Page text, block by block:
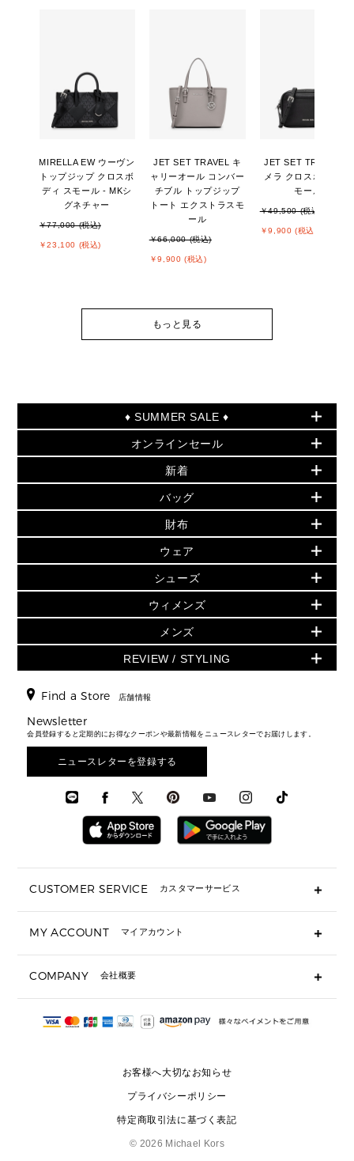
MIRELLA EW ウーヴン
トップジップ クロスボ
ディ スモール - MKシ
グネチャー
￥77,000 (税込)
￥23,100 (税込)
JET SET TRAVEL キ
ャリーオール コンバー
チブル トップジップ
トート エクストラスモ
ール
￥66,000 (税込)
￥9,900 (税込)
JET SET TRAVEL カ
メラ クロスボディ ス
モール
￥49,500 (税込)
￥9,900 (税込)
もっと見る
♦ SUMMER SALE ♦
セールおすすめアイテム
▶ ウィメンズ
バッグ
小物
シューズ・靴
ウェア
アクセサリー
時計
▶ メンズ
バッグ
ウェア
アクセサリー
オンラインセール
PRODUCT OF THE MONTH - 今月の特別価格
再値下げアイテム
追加アイテム
▶ ウィメンズすべて(ウェア・シューズ除く)
バッグ
財布・小物
ウェア
シューズ
時計・ジュエリー
アクセサリー
メンズ バッグ
メンズ 財布・小物
メンズ シューズ
メンズ ウェア
メンズ 時計・その他
新着
初夏のスタイル
▶ すべて
▶ ウィメンズすべて
財布・小物
アクセサリー
フレグランス
シューズ
▶ メンズすべて
メンズ財布・小物
メンズアクセサリー
メンズウェア
バッグ
人気の定番アイテム
日本限定 - バッグ
▶ ウィメンズすべて
トートバッグ
ショルダーバッグ
クロスボディ・斜め掛け
トラベル
3 IN 1 / 2 IN 1 バッグ
▶ メンズすべて
財布
日本限定 - 財布・小物
▶ ウィメンズすべて
GREENWICH
折り財布(二つ折り・三つ折り)
長財布
▶ メンズすべて
ウェア
▶ ウィメンズすべて
トップス
スカート・パンツ
ジャケット・アウター
▶ メンズすべて
シューズ
▶ ウィメンズすべて
サンダル
スニーカー
▶ メンズすべて
ウィメンズ
人気の定番アイテム
▶ ウィメンズすべて
▶ バッグすべて
通勤・通学アイテム
3 IN 1 バッグ
ミニ財布・フラグメントケース
▶ 小物すべて
定期ケース・カードケース・名刺入れ
サンダル
スニーカー
▶ ウェア
メンズ
▶ メンズすべて
財布・小物
時計・ジュエリー
アクセサリー
REVIEW / STYLING
エディターレビュー
Find a Store 店舗情報
Newsletter
会員登録すると定期的にお得なクーポンや最新情報をニュースレターでお届けします。
ニュースレターを登録する
CUSTOMER SERVICE カスタマーサービス
ギフト用にラッピングができますか？
ショッピングバッグを購入商品分送ってもらえますか？
注文後に完了メールが受信できないのですが？
サイズ交換はできますか？
MY ACCOUNT マイアカウント
COMPANY 会社概要
会社概要
お客様へ大切なお知らせ
プライバシーポリシー
特定商取引法に基づく表記
© 2026 Michael Kors